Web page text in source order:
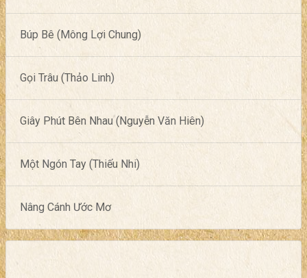
Búp Bê (Mông Lợi Chung)
Gọi Trâu (Thảo Linh)
Giây Phút Bên Nhau (Nguyễn Văn Hiên)
Một Ngón Tay (Thiếu Nhi)
Nâng Cánh Ước Mơ